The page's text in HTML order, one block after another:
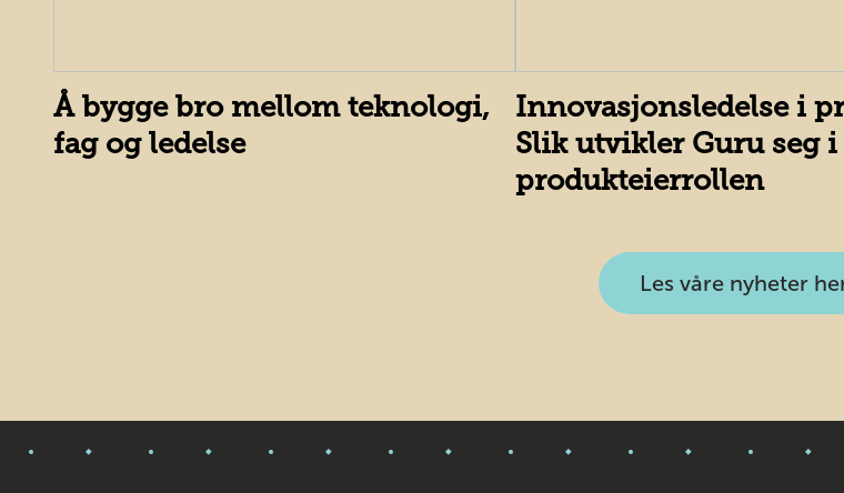
Å bygge bro mellom teknologi,
fag og ledelse
Innovasjonsledelse i
Slik utvikler Guru seg i
produkteierrollen
Les våre nyheter